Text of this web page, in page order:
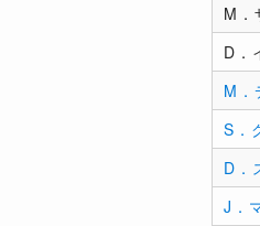
M．
D．
M．
S．
D．
J．